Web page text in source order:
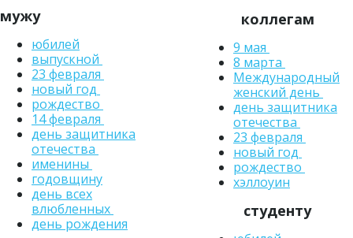
мужу
юбилей
выпускной
23 февраля
новый год
рождество
14 февраля
день защитника
отечества
именины
годовщину
день всех
влюбленных
день рождения
коллегам
9 мая
8 марта
Международный
женский день
день защитника
отечества
23 февраля
новый год
рождество
хэллоуин
студенту